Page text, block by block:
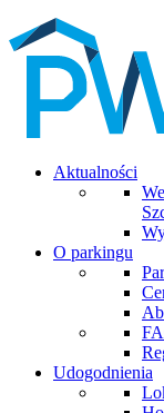
Aktualności
O parkingu
Udogodnienia